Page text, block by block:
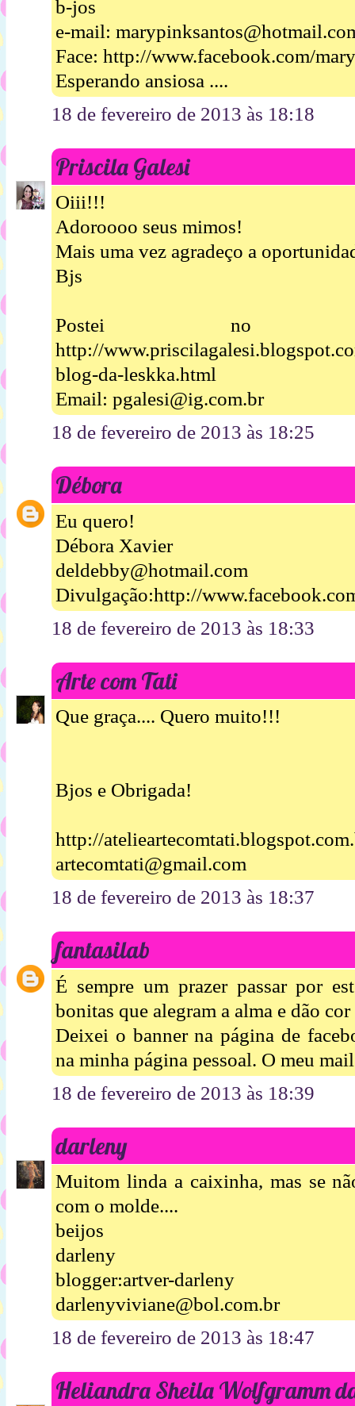
b-jos
e-mail:
Face: http://www.facebook.com/
Esperando ansiosa ....
18 de fevereiro de 2013 às 18:18
Priscila Galesi
Oiii!!!
Adoroooo seus mimos!
Mais uma vez agradeço a
Bjs
Postei no
http://
blog-da-leskka.html
Email: pgalesi@ig.com.br
18 de fevereiro de 2013 às 18:25
Débora
Eu quero!
Débora Xavier
deldebby@hotmail.com
Divulgação:http://
18 de fevereiro de 2013 às 18:33
Arte com Tati
Que graça.... Quero muito!!!
Bjos e Obrigada!
http://
artecomtati@gmail.com
18 de fevereiro de 2013 às 18:37
fantasilab
É sempre um prazer passar por
bonitas que alegram a alma e dão
Deixei o banner na página de
na minha página pessoal. O meu
18 de fevereiro de 2013 às 18:39
darleny
Muitom linda a caixinha, mas se
com o molde....
beijos
darleny
blogger:artver-darleny
darlenyviviane@bol.com.br
18 de fevereiro de 2013 às 18:47
Heliandra Sheila Wolfgramm